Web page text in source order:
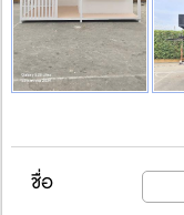
ชื่อ